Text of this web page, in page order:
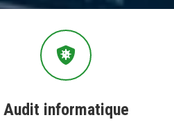
Audit informatique